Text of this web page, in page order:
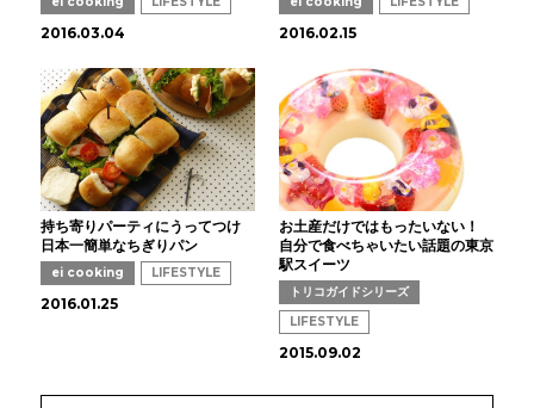
2016.03.04 2016.02.15
持ち寄りパーティにうってつけ
日本一簡単なちぎりパン
ei cooking LIFESTYLE
2016.01.25
お土産だけではもったいない！
自分で食べちゃいたい話題の東京
駅スイーツ
トリコガイドシリーズ
LIFESTYLE
2015.09.02